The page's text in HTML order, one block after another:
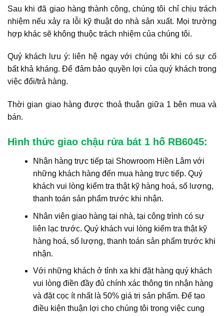
Sau khi đã giao hàng thành công, chúng tôi chỉ chịu trách
nhiệm nếu xảy ra lỗi kỹ thuật do nhà sản xuất. Mọi trường
hợp khác sẽ không thuộc trách nhiệm của chúng tôi.
Quý khách lưu ý: liên hệ ngay với chúng tôi khi có sự cố
bất khả kháng. Để đảm bảo quyền lợi của quý khách trong
việc đổi/trả hàng.
Thời gian giao hàng được thoả thuận giữa 1 bên mua và
bán.
Hình thức giao chậu rửa bát 1 hố RB6045:
Nhận hàng trực tiếp tại Showroom Hiền Lâm với
những khách hàng đến mua hàng trực tiếp. Quý
khách vui lòng kiểm tra thật kỹ hàng hoá, số lượng,
thanh toán sản phẩm trước khi nhận.
Nhân viên giao hàng tại nhà, tại công trình có sự
liên lạc trước. Quý khách vui lòng kiểm tra thật kỹ
hàng hoá, số lượng, thanh toán sản phẩm trước khi
nhận.
Với những khách ở tỉnh xa khi đặt hàng quý khách
vui lòng điền đầy đủ chính xác thông tin nhận hàng
và đặt cọc ít nhất là 50% giá trị sản phẩm. Để tạo
điều kiện thuận lợi cho chúng tôi trong việc cung